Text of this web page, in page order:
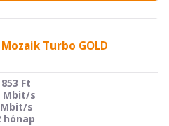
Mozaik Turbo GOLD
Ft
Mbit/s
s
hónap